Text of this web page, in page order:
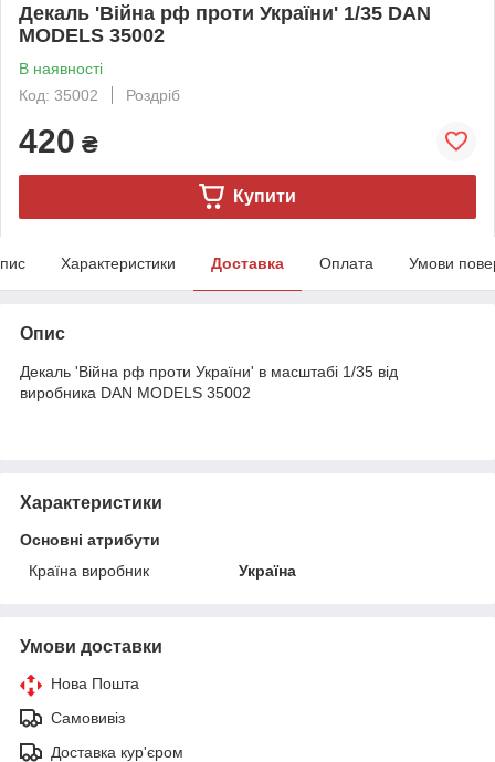
Декаль 'Війна рф проти України' 1/35 DAN
MODELS 35002
В наявності
Код: 35002
Роздріб
420 ₴
Купити
Характеристики Доставка Оплата Умови
Опис
Декаль 'Війна рф проти України' в масштабі 1/35 від
виробника DAN MODELS 35002
Характеристики
Основні атрибути
Країна виробник
Україна
Умови доставки
Нова Пошта
Самовивіз
Доставка кур'єром